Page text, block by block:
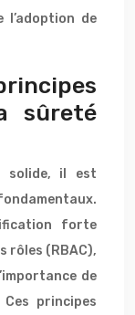
l’adoption de
sûreté
solide, il est
forte
rôles (RBAC),
de
principes